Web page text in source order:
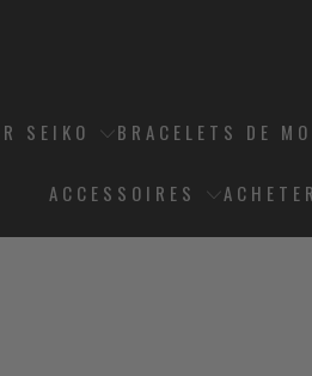
SEIKO BRACELETS DE
ACCESSOIRES